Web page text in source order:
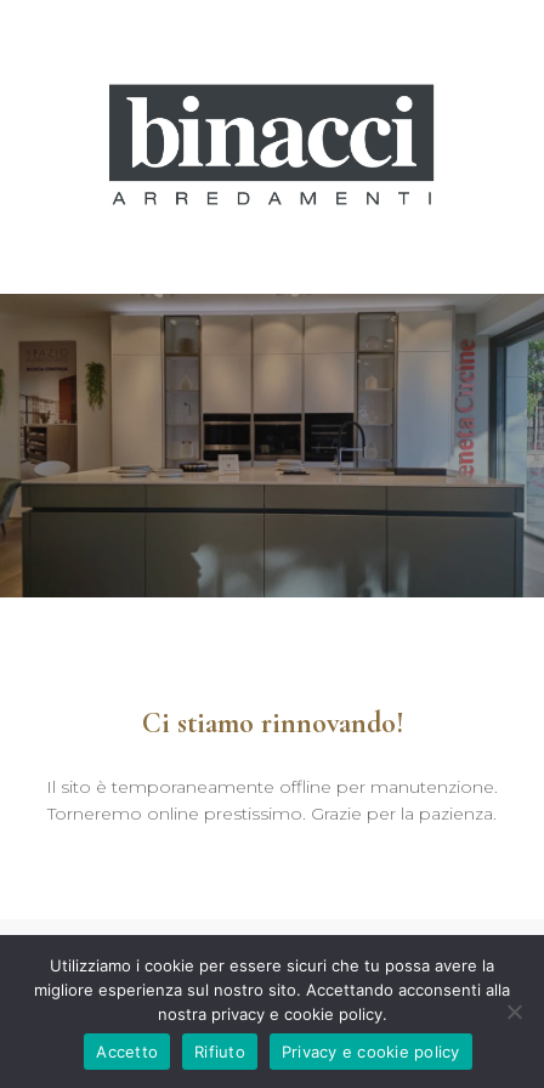
Ci stiamo rinnovando!
Il sito è temporaneamente offline per manutenzione.
Torneremo online prestissimo. Grazie per la pazienza.
Utilizziamo i cookie per essere sicuri che tu possa avere la
migliore esperienza sul nostro sito. Accettando acconsenti alla
nostra privacy e cookie policy.
Accetto
Rifiuto Privacy e cookie policy